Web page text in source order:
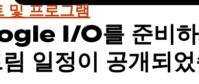
및 프로그램
I/O를 준비하
일정이 공개되